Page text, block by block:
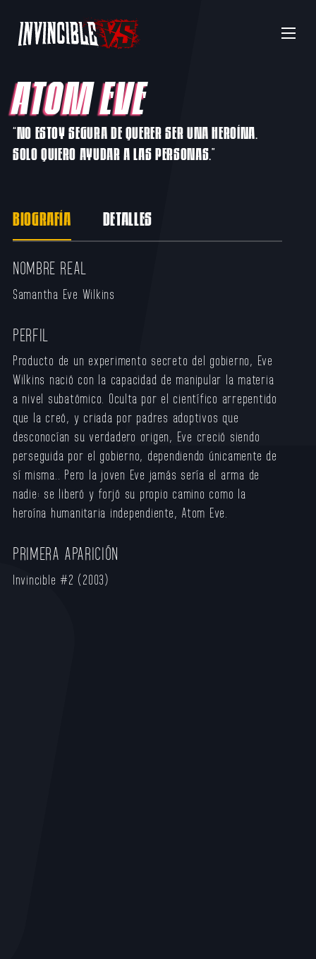
Menu
ATOM EVE
“NO ESTOY SEGURA DE QUERER SER UNA HEROÍNA.
SOLO QUIERO AYUDAR A LAS PERSONAS.”
BIOGRAFÍA DETALLES
NOMBRE REAL
Samantha Eve Wilkins​
PERFIL
Producto de un experimento secreto del gobierno, Eve
Wilkins nació con la capacidad de manipular la materia
a nivel subatómico. Oculta por el científico arrepentido
que la creó, y criada por padres adoptivos que
desconocían su verdadero origen, Eve creció siendo
perseguida por el gobierno, dependiendo únicamente de
sí misma.. Pero la joven Eve jamás sería el arma de
nadie: se liberó y forjó su propio camino como la
heroína humanitaria independiente, Atom Eve.
PRIMERA APARICIÓN
Invincible #2 (2003)